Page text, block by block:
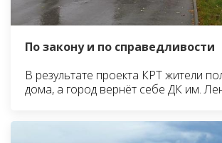
По закону и по справедливости
В результате проекта КРТ жители
дома, а город вернёт себе ДК им.